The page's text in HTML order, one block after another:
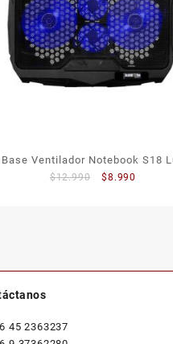
Base Ventilador Notebook S18
Led 2 Puertos USB
$12.990
El
$8.990
45 2363237